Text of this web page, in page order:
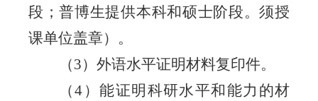
段；普博生提供本科和硕士阶段。须授
课单位盖章）。
（3）外语水平证明材料复印件。
（4 ）能证明科研水平和能力的材